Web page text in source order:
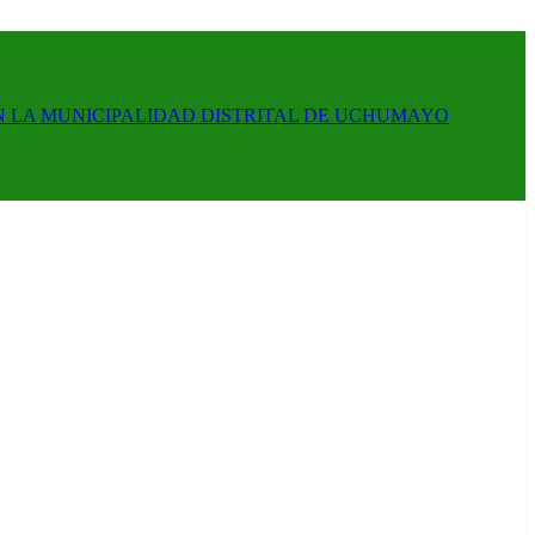
LA MUNICIPALIDAD DISTRITAL DE UCHUMAYO